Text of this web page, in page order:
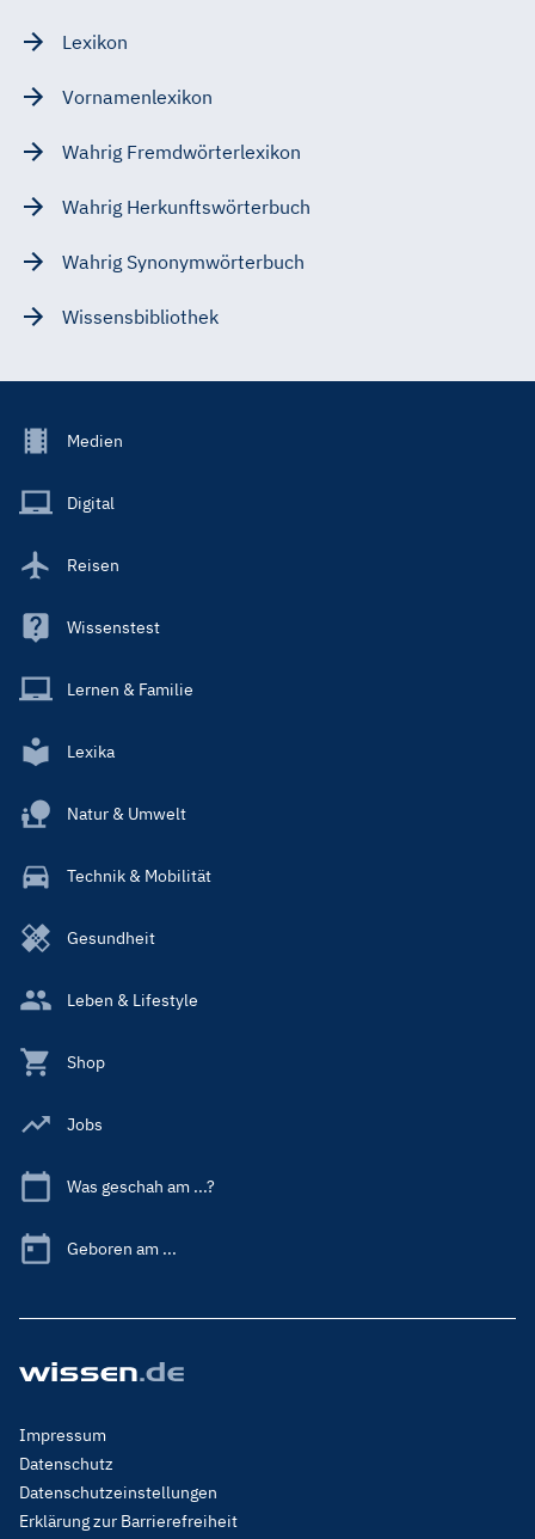
Lexikon
Vornamenlexikon
Wahrig Fremdwörterlexikon
Wahrig Herkunftswörterbuch
Wahrig Synonymwörterbuch
Wissensbibliothek
Footer
Main
Medien
Digital
Reisen
Wissenstest
Lernen & Familie
Lexika
Natur & Umwelt
Technik & Mobilität
Gesundheit
Leben & Lifestyle
Shop
Jobs
Was geschah am ...?
Geboren am ...
Footer
Menu
Legal
Impressum
Datenschutz
Datenschutzeinstellungen
Erklärung zur Barrierefreiheit